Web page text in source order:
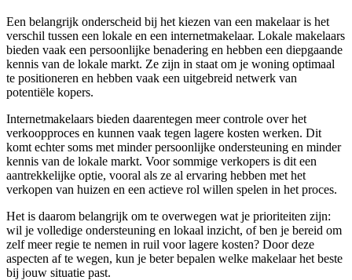
Een belangrijk onderscheid bij het kiezen van een makelaar is het
verschil tussen een lokale en een internetmakelaar. Lokale makelaars
bieden vaak een persoonlijke benadering en hebben een diepgaande
kennis van de lokale markt. Ze zijn in staat om je woning optimaal
te positioneren en hebben vaak een uitgebreid netwerk van
potentiële kopers.
Internetmakelaars bieden daarentegen meer controle over het
verkoopproces en kunnen vaak tegen lagere kosten werken. Dit
komt echter soms met minder persoonlijke ondersteuning en minder
kennis van de lokale markt. Voor sommige verkopers is dit een
aantrekkelijke optie, vooral als ze al ervaring hebben met het
verkopen van huizen en een actieve rol willen spelen in het proces.
Het is daarom belangrijk om te overwegen wat je prioriteiten zijn:
wil je volledige ondersteuning en lokaal inzicht, of ben je bereid om
zelf meer regie te nemen in ruil voor lagere kosten? Door deze
aspecten af te wegen, kun je beter bepalen welke makelaar het beste
bij jouw situatie past.